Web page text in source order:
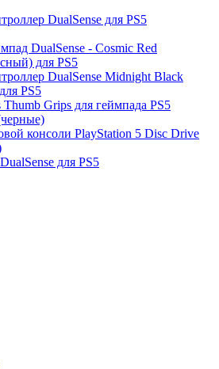
DualSense для PS5
DualSense - Cosmic Red
для PS5
DualSense Midnight Black
PS5
Grips для геймпада PS5
консоли PlayStation 5 Disc Drive
для PS5